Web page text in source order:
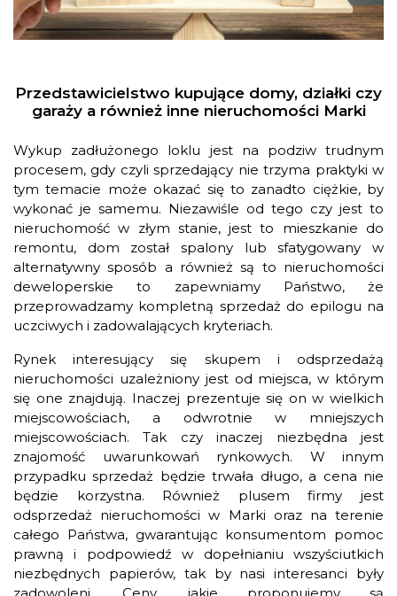
Przedstawicielstwo kupujące domy, działki czy
garaży a również inne nieruchomości Marki
Wykup zadłużonego loklu jest na podziw trudnym
procesem, gdy czyli sprzedający nie trzyma praktyki w
tym temacie może okazać się to zanadto ciężkie, by
wykonać je samemu. Niezawiśle od tego czy jest to
nieruchomość w złym stanie, jest to mieszkanie do
remontu, dom został spalony lub sfatygowany w
alternatywny sposób a również są to nieruchomości
deweloperskie to zapewniamy Państwo, że
przeprowadzamy kompletną sprzedaż do epilogu na
uczciwych i zadowalających kryteriach.
Rynek interesujący się skupem i odsprzedażą
nieruchomości uzależniony jest od miejsca, w którym
się one znajdują. Inaczej prezentuje się on w wielkich
miejscowościach, a odwrotnie w mniejszych
miejscowościach. Tak czy inaczej niezbędna jest
znajomość uwarunkowań rynkowych. W innym
przypadku sprzedaż będzie trwała długo, a cena nie
będzie korzystna. Również plusem firmy jest
odsprzedaż nieruchomości w Marki oraz na terenie
całego Państwa, gwarantując konsumentom pomoc
prawną i podpowiedź w dopełnianiu wszyściutkich
niezbędnych papierów, tak by nasi interesanci były